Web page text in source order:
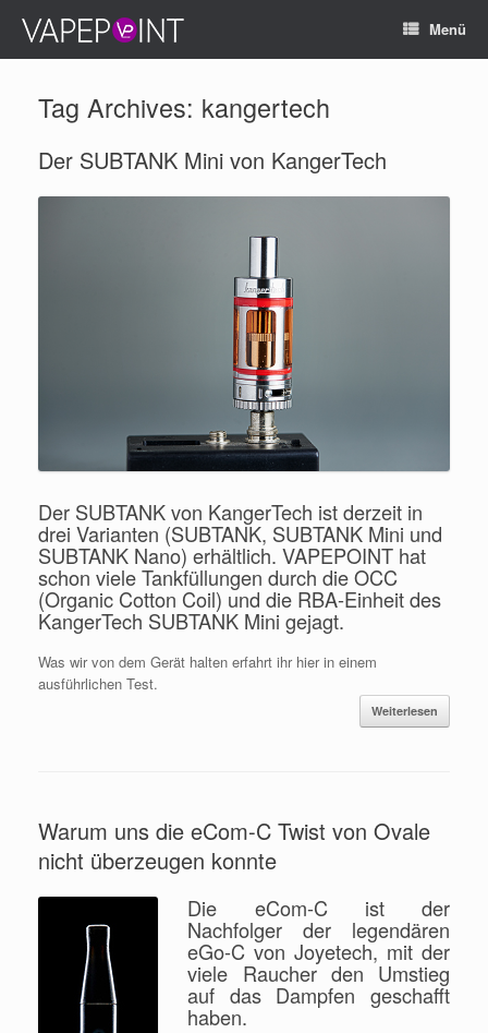
Menü
Tag Archives: kangertech
Der SUBTANK Mini von KangerTech
Der SUBTANK von KangerTech ist derzeit in
drei Varianten (SUBTANK, SUBTANK Mini und
SUBTANK Nano) erhältlich. VAPEPOINT hat
schon viele Tankfüllungen durch die OCC
(Organic Cotton Coil) und die RBA-Einheit des
KangerTech SUBTANK Mini gejagt.
Was wir von dem Gerät halten erfahrt ihr hier in einem
ausführlichen Test.
Weiterlesen
Warum uns die eCom-C Twist von Ovale
nicht überzeugen konnte
Die eCom-C ist der
Nachfolger der legendären
eGo-C von Joyetech, mit der
viele Raucher den Umstieg
auf das Dampfen geschafft
haben.